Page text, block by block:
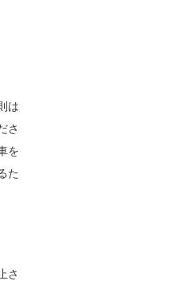
は
さ
を
た
さ